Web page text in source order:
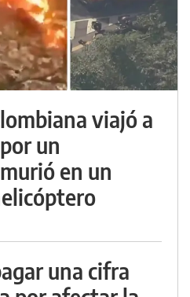
viajó a
un
en un
una cifra